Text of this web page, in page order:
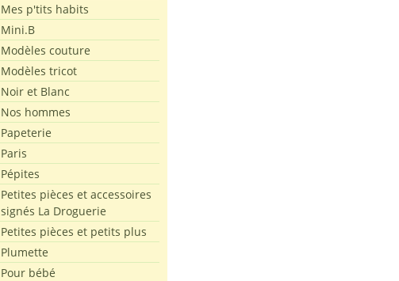
Mes p'tits habits
Mini.B
Modèles couture
Modèles tricot
Noir et Blanc
Nos hommes
Papeterie
Paris
Pépites
Petites pièces et accessoires
signés La Droguerie
Petites pièces et petits plus
Plumette
Pour bébé